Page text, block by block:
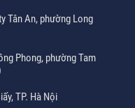
Tân An, phường Long
Phong, phường Tam
TP. Hà Nội